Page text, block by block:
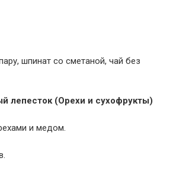
шпинат со сметаной, чай без
лепесток (Орехи и сухофрукты)
и медом.